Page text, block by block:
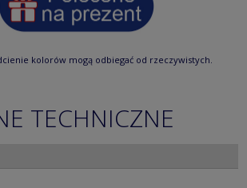
kolorów mogą odbiegać od rzeczywistych.
TECHNICZNE